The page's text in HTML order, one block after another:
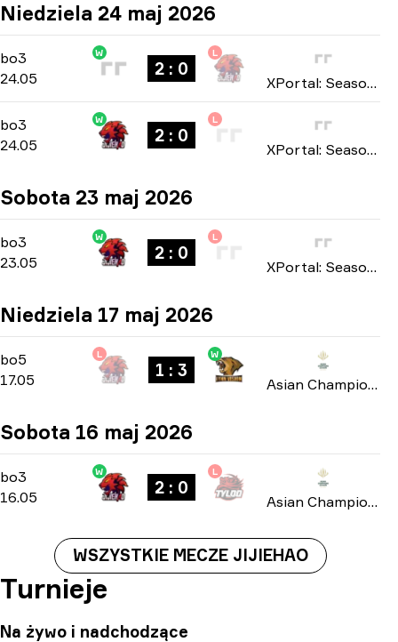
Niedziela 24 maj 2026
bo3 -bo3
24.05
W
2 : 0
L
XPortal: Season 1 2026
bo3 -bo3
24.05
W
2 : 0
L
XPortal: Season 1 2026
Sobota 23 maj 2026
bo3 -bo3
23.05
W
2 : 0
L
XPortal: Season 1 2026
Niedziela 17 maj 2026
bo5 -bo5
17.05
L
1 : 3
W
Asian Champions League 2026
Sobota 16 maj 2026
bo3 -bo3
16.05
W
2 : 0
L
Asian Champions League 2026
WSZYSTKIE MECZE JIJIEHAO
Turnieje
Na żywo i nadchodzące